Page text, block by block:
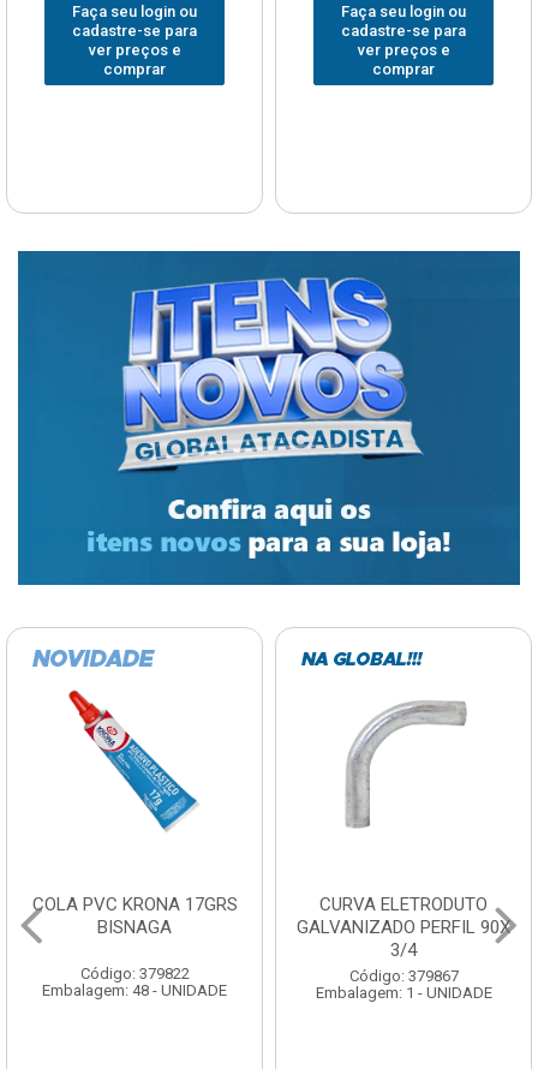
Faça seu login ou
cadastre-se para
ver preços e
comprar
Faça seu login ou
cadastre-se para
ver preços e
comprar
COLA PVC KRONA 17GRS
BISNAGA
Código: 379822
Embalagem: 48 - UNIDADE
CURVA ELETRODUTO
GALVANIZADO PERFIL 90X
3/4
Código: 379867
Embalagem: 1 - UNIDADE